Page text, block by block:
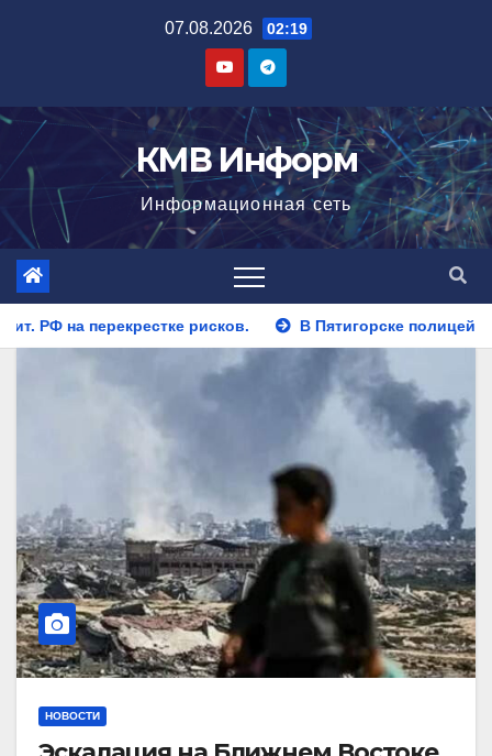
07.08.2026 02:19
КМВ Информ
Информационная сеть
В Пятигорске полицейские задержали закладчика,
НОВОСТИ